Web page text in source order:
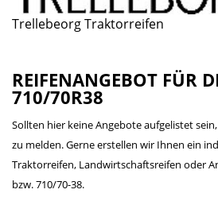
Trellebeorg Traktorreifen
REIFENANGEBOT FÜR
710/70R38
Sollten hier keine Angebote aufgelistet
zu melden. Gerne erstellen wir Ihnen ein
Traktorreifen, Landwirtschaftsreifen oder
bzw. 710/70-38.